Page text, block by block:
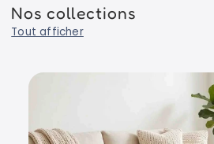
Nos collections
Tout afficher